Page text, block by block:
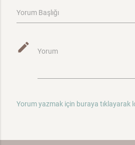
Yorum Başlığı
mode_edit Yorum
Yorum yazmak için buraya tıklayarak